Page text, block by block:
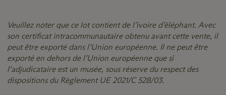
Veuillez noter que ce lot contient de l’ivoire d’éléphant. Avec
son certificat intracommunautaire obtenu avant cette vente, il
peut être exporté dans l’Union européenne. Il ne peut être
exporté en dehors de l’Union européenne que si
l’adjudicataire est un musée, sous réserve du respect des
dispositions du Règlement UE 2021/C 528/03.